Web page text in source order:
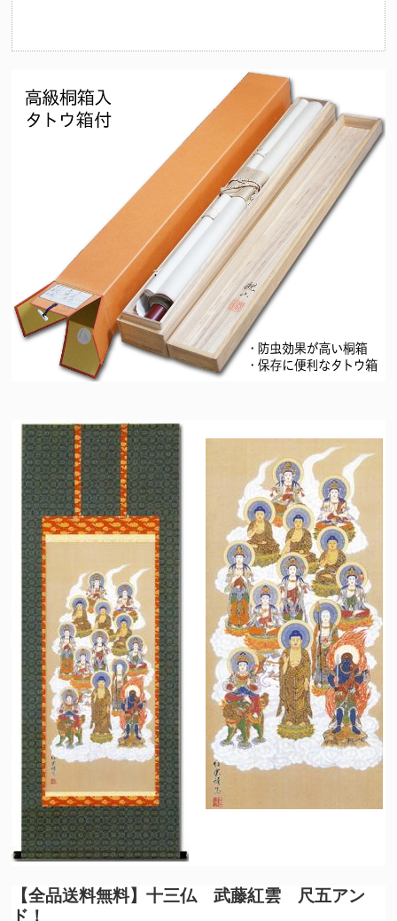
（十二支の守護仏にも起因）法要を期に祖先の供養とご自身やご家
族の守護を目的として心安らかな日々を過ごせるようこの掛け軸を
お掛けくださいませ。
【全品送料無料】十三仏 武藤紅雲 尺五アン
ド！